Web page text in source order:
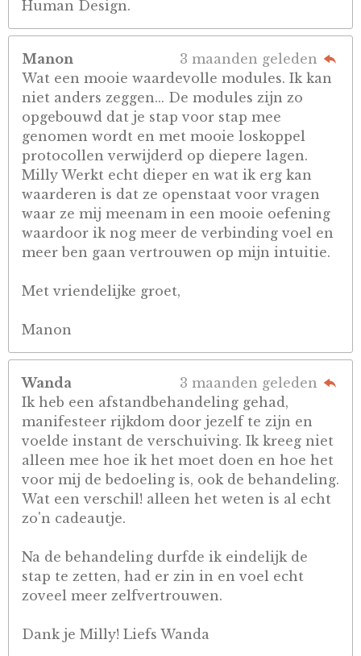
Human Design.
Manon
3 maanden geleden
Wat een mooie waardevolle modules. Ik kan
niet anders zeggen... De modules zijn zo
opgebouwd dat je stap voor stap mee
genomen wordt en met mooie loskoppel
protocollen verwijderd op diepere lagen.
Milly Werkt echt dieper en wat ik erg kan
waarderen is dat ze openstaat voor vragen
waar ze mij meenam in een mooie oefening
waardoor ik nog meer de verbinding voel en
meer ben gaan vertrouwen op mijn intuitie.
Met vriendelijke groet,
Manon
Wanda
3 maanden geleden
Ik heb een afstandbehandeling gehad,
manifesteer rijkdom door jezelf te zijn en
voelde instant de verschuiving. Ik kreeg niet
alleen mee hoe ik het moet doen en hoe het
voor mij de bedoeling is, ook de behandeling.
Wat een verschil! alleen het weten is al echt
zo'n cadeautje.
Na de behandeling durfde ik eindelijk de
stap te zetten, had er zin in en voel echt
zoveel meer zelfvertrouwen.
Dank je Milly! Liefs Wanda